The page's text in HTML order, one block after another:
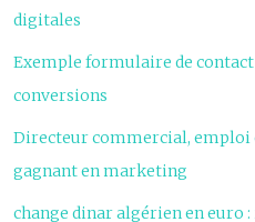
digitales
Exemple formulaire de
conversions
Directeur commercial, emploi
gagnant en marketing
change dinar algérien en euro